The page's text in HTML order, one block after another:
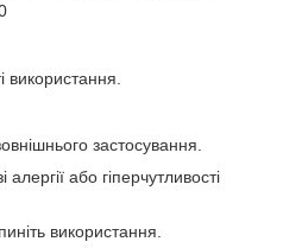
використання.
застосування.
або гіперчутливості
використання.